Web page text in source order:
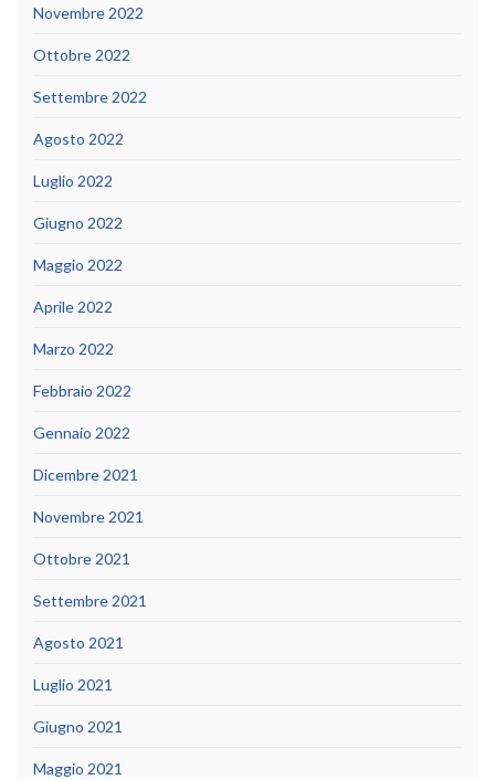
Novembre 2022
Ottobre 2022
Settembre 2022
Agosto 2022
Luglio 2022
Giugno 2022
Maggio 2022
Aprile 2022
Marzo 2022
Febbraio 2022
Gennaio 2022
Dicembre 2021
Novembre 2021
Ottobre 2021
Settembre 2021
Agosto 2021
Luglio 2021
Giugno 2021
Maggio 2021